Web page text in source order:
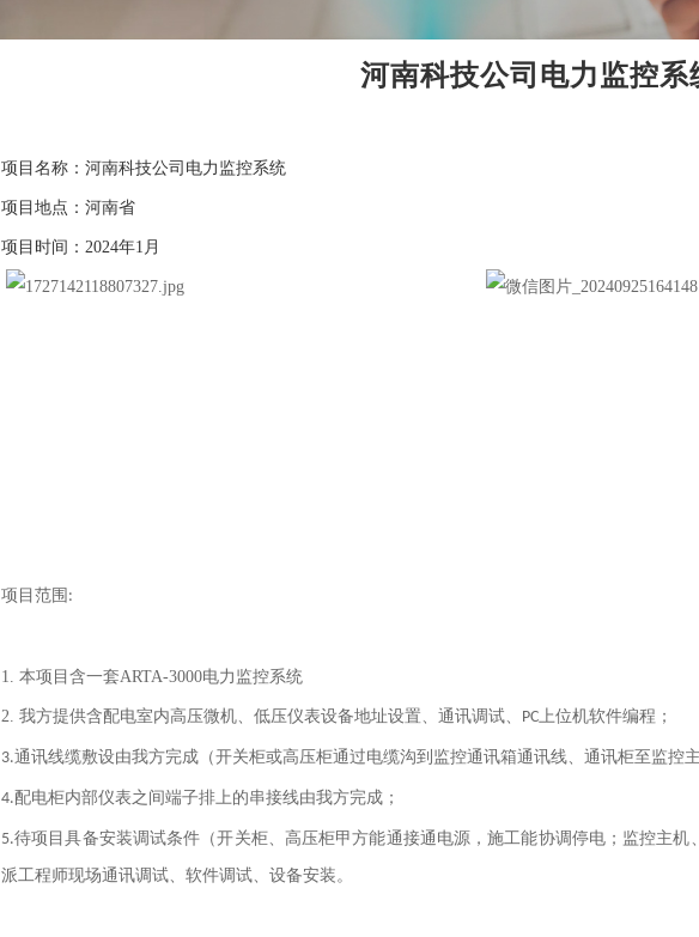
河南科技公司电力监控系
项目名称： 河南科技公司电力监控系统
项目地点：河南省
项目时间： 2024年1 月
项目范围 :
1. 本项目 含一套ARTA-3000电力监控系统
2. 我方提供含配电室内高压微机、低压仪表设备地址设置、通讯调试、 PC上位机软件编程；
3.通讯线缆敷设由我方完成（开关柜或高压柜通过电缆沟到监控通讯箱通讯线、通讯柜至监控
4.配电柜内部仪表之间端子排上的串接线由我方完成；
5.待项目具备安装调试条件（开关柜、高压柜甲方能通接通电源，施工能协调停电；监控主
派工程师现场通讯调试、软件调试、设备安装。